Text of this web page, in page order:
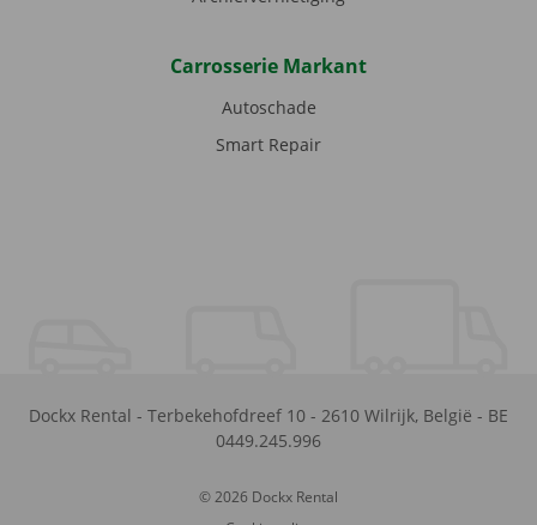
Carrosserie Markant
Autoschade
Smart Repair
Dockx Rental - Terbekehofdreef 10 - 2610 Wilrijk, België - BE
0449.245.996
© 2026 Dockx Rental